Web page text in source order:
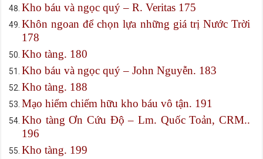
Kho báu và ngọc quý – R. Veritas 175
Khôn ngoan để chọn lựa những giá trị Nước Trời
178
Kho tàng. 180
Kho báu và ngọc quý – John Nguyễn. 183
Kho tàng. 188
Mạo hiểm chiếm hữu kho báu vô tận. 191
Kho tàng Ơn Cứu Độ – Lm. Quốc Toản, CRM..
196
Kho tàng. 199